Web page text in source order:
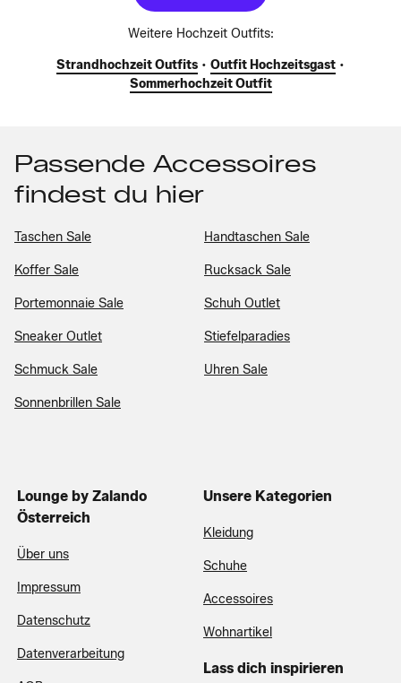
Weitere Hochzeit Outfits:
Strandhochzeit Outfits • Outfit Hochzeitsgast •
Sommerhochzeit Outfit
Passende Accessoires
findest du hier
Taschen Sale Handtaschen Sale
Koffer Sale Rucksack Sale
Portemonnaie Sale Schuh Outlet
Sneaker Outlet Stiefelparadies
Schmuck Sale Uhren Sale
Sonnenbrillen Sale
Lounge by Zalando
Österreich
Über uns
Impressum
Datenschutz
Datenverarbeitung
Unsere Kategorien
Kleidung
Schuhe
Accessoires
Wohnartikel
Lass dich inspirieren